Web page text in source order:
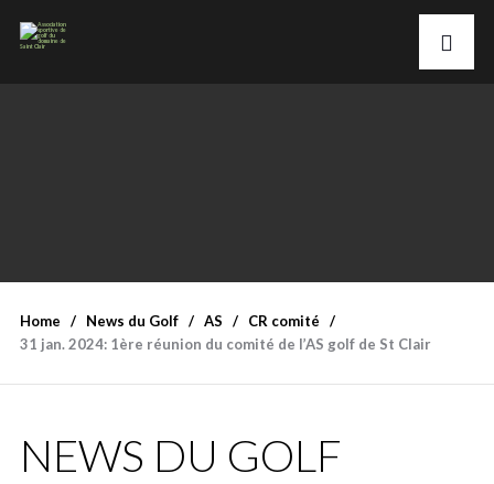
Home News du Golf AS
CR comité
31 jan. 2024: 1ère réunion du comité de l’AS golf de St Clair
NEWS DU GOLF